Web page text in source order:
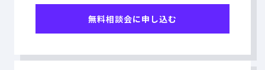
無料相談会に申し込む